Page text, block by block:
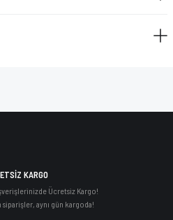
KARGO
Ücretsiz Kargo!
siparişler, aynı gün kargoda!